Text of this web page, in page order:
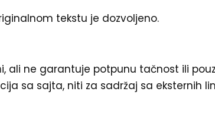
tekstu je dozvoljeno.
ali ne garantuje potpunu tačnost ili
sa sajta, niti za sadržaj sa eksternih